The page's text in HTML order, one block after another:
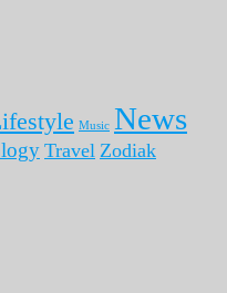
Music News
Travel Zodiak